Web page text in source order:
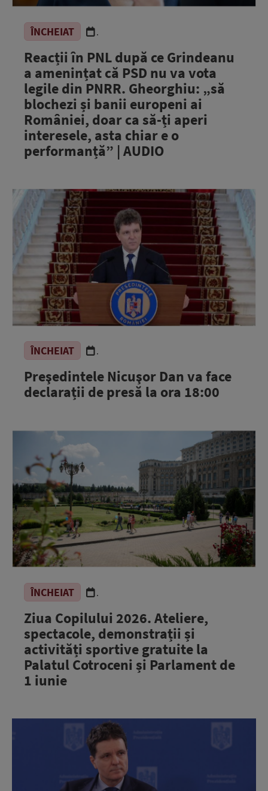
ÎNCHEIAT .
Reacții în PNL după ce Grindeanu
a amenințat că PSD nu va vota
legile din PNRR. Gheorghiu: „să
blochezi și banii europeni ai
României, doar ca să-ți aperi
interesele, asta chiar e o
performanță” | AUDIO
ÎNCHEIAT .
Preşedintele Nicuşor Dan va face
declarații de presă la ora 18:00
ÎNCHEIAT .
Ziua Copilului 2026. Ateliere,
spectacole, demonstrații și
activități sportive gratuite la
Palatul Cotroceni și Parlament de
1 iunie